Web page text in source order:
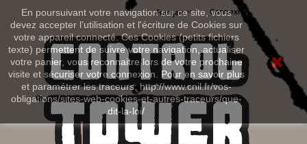
En poursuivant votre navigation sur ce site, vous
devez accepter l’utilisation et l'écriture de Cookies sur
votre appareil connecté. Ces Cookies (petits fichiers
texte) permettent de suivre votre navigation, actualiser
votre panier, vous reconnaitre lors de votre prochaine
visite et sécuriser votre connexion. Pour en savoir plus
et paramétrer les traceurs: http://www.cnil.fr/vos-
obligations/sites-web-cookies-et-autres-traceurs/que-
dit-la-loi/
Connexion
Français